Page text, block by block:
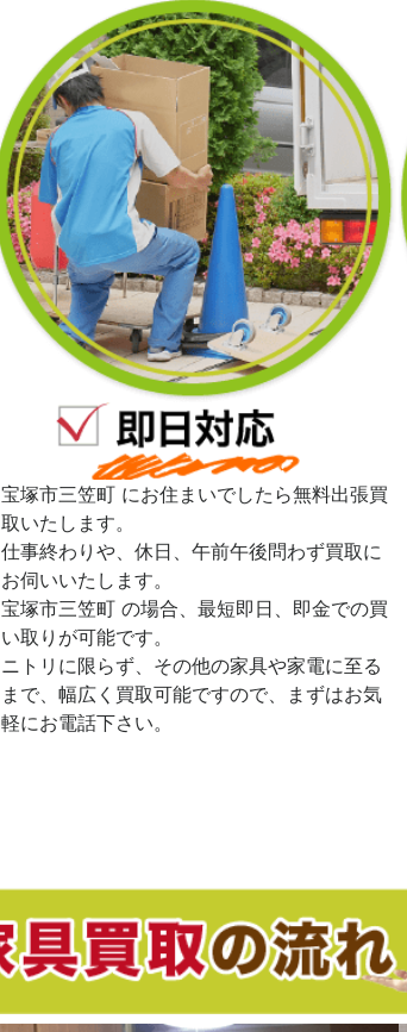
宝塚市三笠町 にお住まいでしたら無料出張買
取いたします。
仕事終わりや、休日、午前午後問わず買取に
お伺いいたします。
宝塚市三笠町 の場合、最短即日、即金での買
い取りが可能です。
ニトリに限らず、その他の家具や家電に至る
まで、幅広く買取可能ですので、まずはお気
軽にお電話下さい。